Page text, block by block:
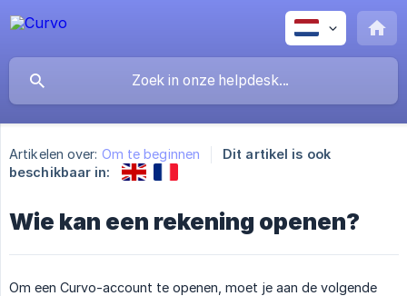
Artikelen over: Om te beginnen
Dit artikel is ook
beschikbaar in:
Wie kan een rekening openen?
Om een Curvo-account te openen, moet je aan de volgende